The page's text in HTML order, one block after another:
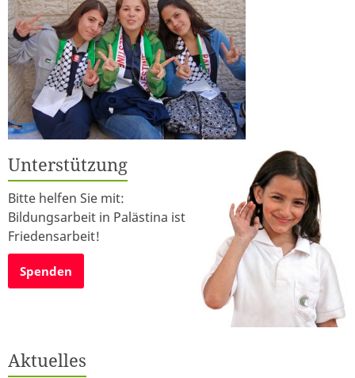
Unterstützung
Bitte helfen Sie mit:
Bildungsarbeit in Palästina ist
Friedensarbeit!
Spenden
Aktuelles